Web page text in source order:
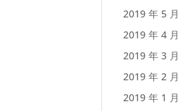
2019 年 5 月
2019 年 4 月
2019 年 3 月
2019 年 2 月
2019 年 1 月